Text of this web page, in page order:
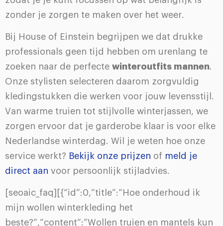
zonder je zorgen te maken over het weer.
Bij House of Einstein begrijpen we dat drukke
professionals geen tijd hebben om urenlang te
zoeken naar de perfecte winteroutfits mannen.
Onze stylisten selecteren daarom zorgvuldig
kledingstukken die werken voor jouw levensstijl.
Van warme truien tot stijlvolle winterjassen, we
zorgen ervoor dat je garderobe klaar is voor elke
Nederlandse winterdag. Wil je weten hoe onze
service werkt? Bekijk onze prijzen of meld je
direct aan voor persoonlijk stijladvies.
[seoaic_faq][{“id”:0,”title”:”Hoe onderhoud ik
mijn wollen winterkleding het
beste?”,”content”:”Wollen truien en mantels kun